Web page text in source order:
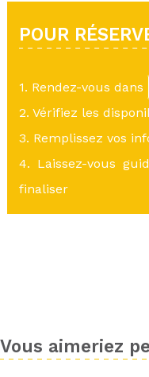
POUR
1. Rendez-vous dans
2. Vérifiez les
3. Remplissez vos
4. Laissez-vous
finaliser
Vous aimeriez